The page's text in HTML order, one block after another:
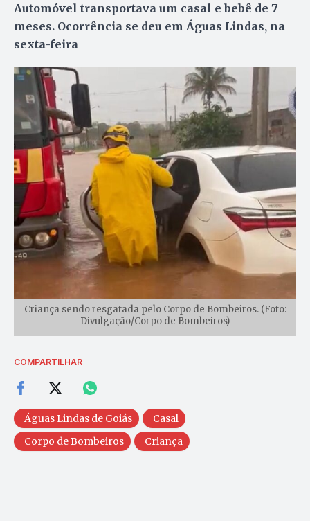
Automóvel transportava um casal e bebê de 7
meses. Ocorrência se deu em Águas Lindas, na
sexta-feira
Criança sendo resgatada pelo Corpo de Bombeiros. (Foto:
Divulgação/Corpo de Bombeiros)
COMPARTILHAR
Águas Lindas de Goiás
Casal
Corpo de Bombeiros
Criança